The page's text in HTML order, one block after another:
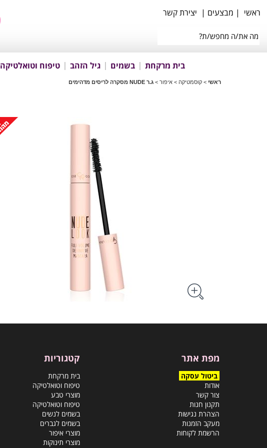
ראשי | מבצעים | יצירת קשר
בית מרקחת בשמים גיל הזהב טיפוח וטואלטיקה
ראשי > קוסמטיקה > איפור > ג.ר NUDE מסקרה לריסים מדהימים
מפת אתר
ביטול עסקה
אודות
צור קשר
תקנון חנות
הצהרת נגישות
מעקב הזמנות
הרשמת לקוחות
קטגוריות
בית מרקחת
טיפוח וטואלטיקה
מוצרי טבע
טיפוח וטואלטיקה
בשמים לנשים
בשמים לגברים
מוצרי איפור
מוצרי תינוקות